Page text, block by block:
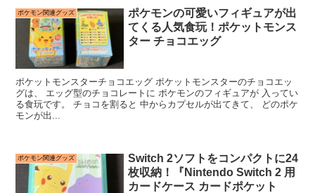
ポケモン関連グッズ
ポケモンの可愛いフィギュアが出
てくる人気食玩！ポケットモンス
ター チョコエッグ
ポケットモンスターチョコエッグ ポケットモンスターのチョコエッ
グは、 エッグ型のチョコレートに ポケモンのフィギュアが 入ってい
る食玩です。 チョコを割ると 中からカプセルが出てきて、 どのポケ
モンが出...
ポケモン関連グッズ
Switch 2ソフトをコンパクトに24
枚収納！『Nintendo Switch 2 用
カードケース カードポケット